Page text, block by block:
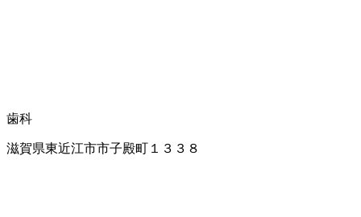
歯科
滋賀県東近江市市子殿町１３３８